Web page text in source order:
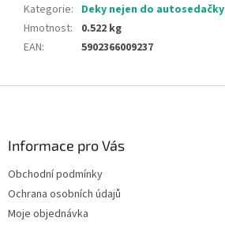
Kategorie: Deky nejen do autosedačky
Hmotnost:
0.522 kg
EAN: 5902366009237
Informace pro Vás
Obchodní podmínky
Ochrana osobních údajů
Moje objednávka